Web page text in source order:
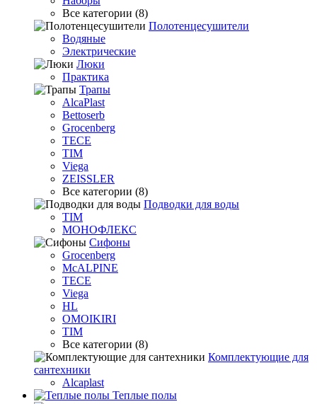
Все категории (8)
Полотенцесушители
Водяные
Электрические
Люки
Практика
Трапы
AlcaPlast
Bettoserb
Grocenberg
TECE
TIM
Viega
ZEISSLER
Все категории (8)
Подводки для воды
TIM
МОНОФЛЕКС
Сифоны
Grocenberg
McALPINE
TECE
Viega
HL
OMOIKIRI
TIM
Все категории (8)
Комплектующие для
сантехники
Alcaplast
Теплые полы